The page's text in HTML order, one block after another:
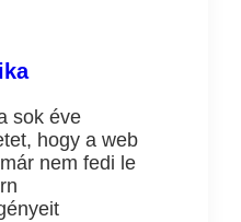
sok éve
hogy a web
nem fedi le